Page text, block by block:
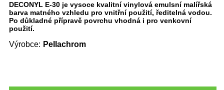
DECONYL E-30 je vysoce kvalitní vinylová emulsní malířská
barva matného vzhledu pro vnitřní použití, ředitelná vodou.
Po důkladné přípravě povrchu vhodná i pro venkovní
použití.
Výrobce: Pellachrom